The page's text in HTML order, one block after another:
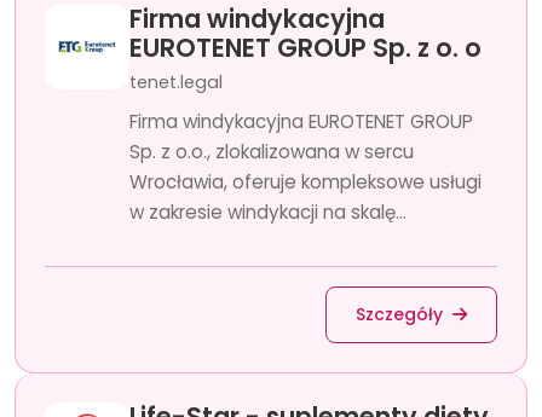
Firma windykacyjna
EUROTENET GROUP Sp. z o. o
tenet.legal
Firma windykacyjna EUROTENET GROUP
Sp. z o.o., zlokalizowana w sercu
Wrocławia, oferuje kompleksowe usługi
w zakresie windykacji na skalę...
Szczegóły